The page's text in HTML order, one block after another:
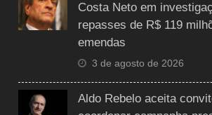
Costa Neto em
repasses de R$ 119
emendas
3 de agosto de 2026
Aldo Rebelo aceita